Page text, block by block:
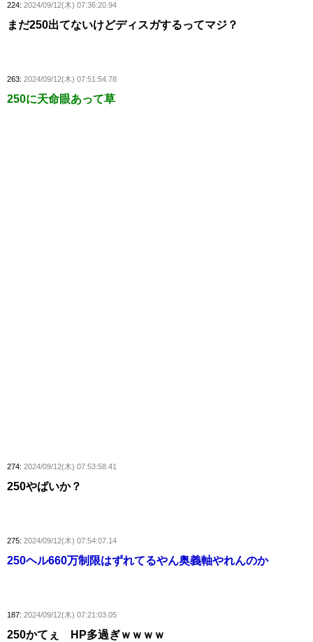
224: 2024/09/12(木) 07:36:20.94
まだ250出てないけどディスガするってマジ？
263: 2024/09/12(木) 07:51:54.78
250に天命眼あって草
274: 2024/09/12(木) 07:53:58.41
250やばいか？
275: 2024/09/12(木) 07:54:07.14
250ヘル660万制限はずれてるやん奥義軸やれんのか
187: 2024/09/12(木) 07:21:03.05
250かてぇ HP多過ぎｗｗｗｗ